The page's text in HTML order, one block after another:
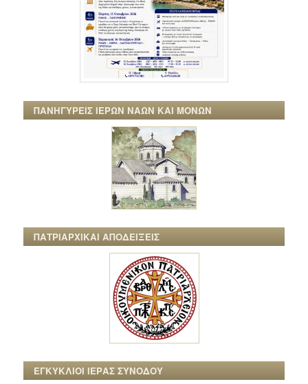
ΠΑΝΗΓΥΡΕΙΣ ΙΕΡΩΝ ΝΑΩΝ ΚΑΙ ΜΟΝΩΝ
ΠΑΤΡΙΑΡΧΙΚΑΙ ΑΠΟΔΕΙΞΕΙΣ
ΕΓΚΥΚΛΙΟΙ ΙΕΡΑΣ ΣΥΝΟΔΟΥ